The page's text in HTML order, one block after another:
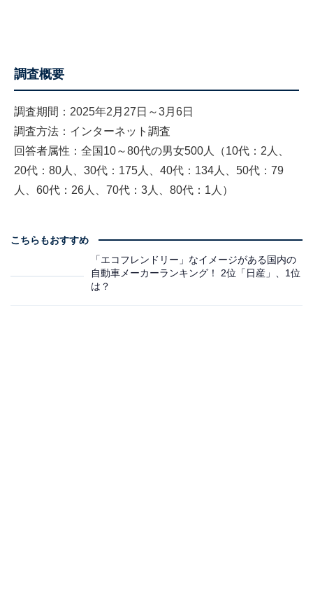
調査概要
調査期間：2025年2月27日～3月6日
調査方法：インターネット調査
回答者属性：全国10～80代の男女500人（10代：2人、
20代：80人、30代：175人、40代：134人、50代：79
人、60代：26人、70代：3人、80代：1人）
こちらもおすすめ
「エコフレンドリー」なイメージがある国内の
自動車メーカーランキング！ 2位「日産」、1位
は？